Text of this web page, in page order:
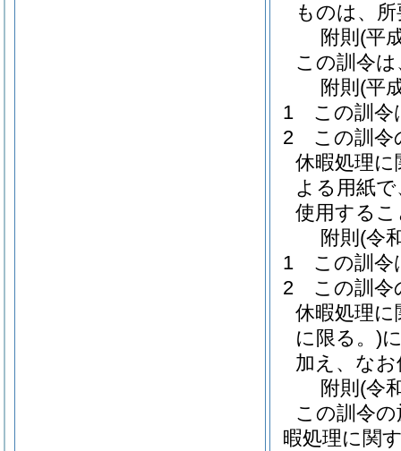
ものは、
附則 (平
この訓令
附則 (平
1
この訓令
2
この訓令
休暇処理に
よる用紙
使用する
附則 (令
1
この訓令
2
この訓令
休暇処理
に限る。)
加え、な
附則 (令
この訓令
暇処理に関